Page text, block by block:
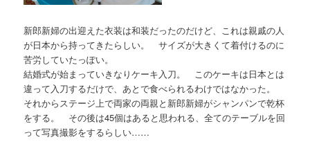
新郎新婦の出迎えた衣装は和装だったのだけど、これは親戚の人
が日本から持ってきたらしい。 サイズが大きくて着付けるのに
苦労していたっぽい。
結婚式が始まっていきなりケーキ入刀。 このケーキは日本とは
違って入刀するだけで、あとで食べられるわけではなかった。
それからステージ上で両家の両親と新郎新婦がシャンパンで乾杯
をする。 その後は45個はあると思われる、全てのテーブルを回
って写真撮影をするらしい……